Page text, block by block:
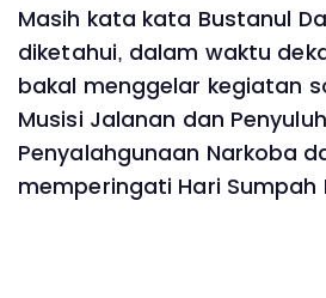
Masih kata kata Bustanul
diketahui, dalam waktu
bakal menggelar kegiatan
Musisi Jalanan dan
Penyalahgunaan Narkoba
memperingati Hari Sumpah